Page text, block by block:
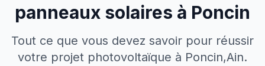
panneaux solaires à Poncin
Tout ce que vous devez savoir pour réussir
votre projet photovoltaïque à Poncin,Ain.